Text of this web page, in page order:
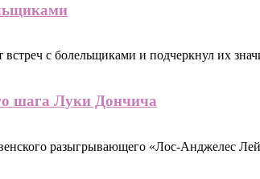
с болельщиками и подчеркнул их
шага Луки Дончича
разыгрывающего «Лос-Анджелес